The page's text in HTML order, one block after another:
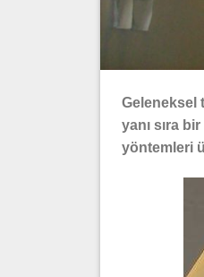
Geleneksel
yanı sıra
yöntemleri